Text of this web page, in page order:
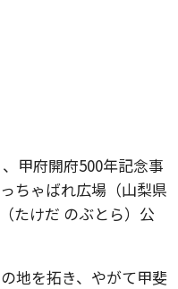
甲府開府500年記念事
ちゃばれ広場（山梨県
たけだ のぶとら）公
地を拓き、やがて甲斐